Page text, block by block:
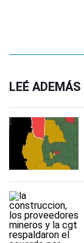
LEÉ ADEMÁS